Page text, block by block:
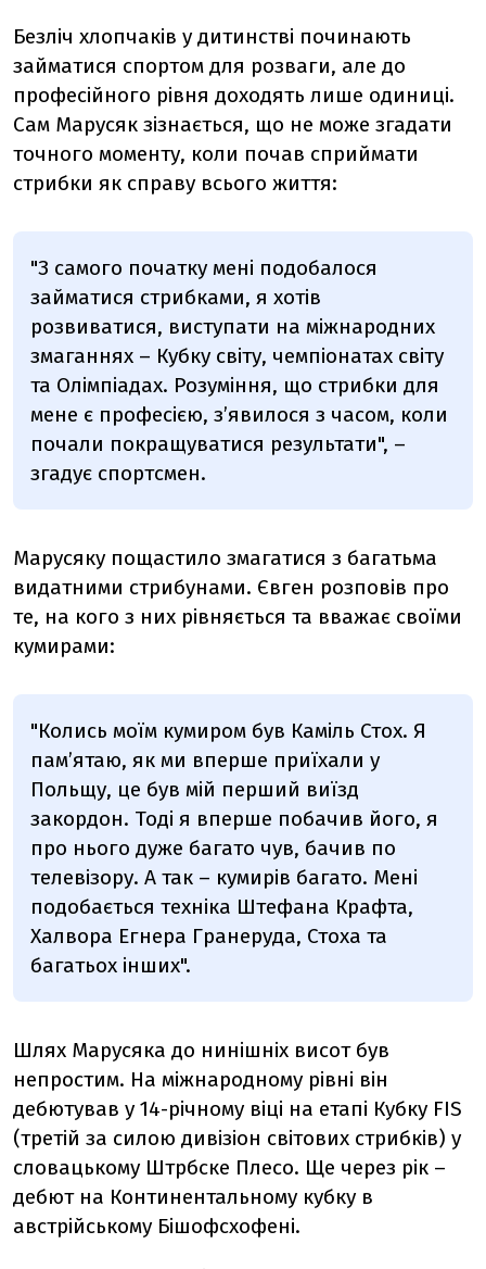
Безліч хлопчаків у дитинстві починають
займатися спортом для розваги, але до
професійного рівня доходять лише одиниці.
Сам Марусяк зізнається, що не може згадати
точного моменту, коли почав сприймати
стрибки як справу всього життя:
"З самого початку мені подобалося
займатися стрибками, я хотів
розвиватися, виступати на міжнародних
змаганнях – Кубку світу, чемпіонатах світу
та Олімпіадах. Розуміння, що стрибки для
мене є професією, з’явилося з часом, коли
почали покращуватися результати", –
згадує спортсмен.
Марусяку пощастило змагатися з багатьма
видатними стрибунами. Євген розповів про
те, на кого з них рівняється та вважає своїми
кумирами:
"Колись моїм кумиром був Каміль Стох. Я
пам’ятаю, як ми вперше приїхали у
Польщу, це був мій перший виїзд
закордон. Тоді я вперше побачив його, я
про нього дуже багато чув, бачив по
телевізору. А так – кумирів багато. Мені
подобається техніка Штефана Крафта,
Халвора Егнера Гранеруда, Стоха та
багатьох інших".
Шлях Марусяка до нинішніх висот був
непростим. На міжнародному рівні він
дебютував у 14-річному віці на етапі Кубку FIS
(третій за силою дивізіон світових стрибків) у
словацькому Штрбске Плесо. Ще через рік –
дебют на Континентальному кубку в
австрійському Бішофсхофені.